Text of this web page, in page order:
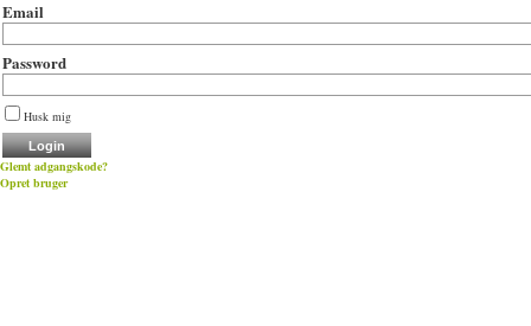
Email
Password
Husk mig
Glemt adgangskode?
Opret bruger